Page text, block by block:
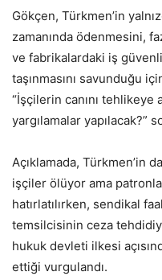
Gökçen, Türkmen’in
zamanında ödenmesini,
ve fabrikalardaki iş
taşınmasını savunduğu
“İşçilerin canını
yargılamalar yapılacak?”
Açıklamada, Türkmen’in
işçiler ölüyor ama
hatırlatılırken, sendikal
temsilcisinin ceza
hukuk devleti ilkesi
ettiği vurgulandı.